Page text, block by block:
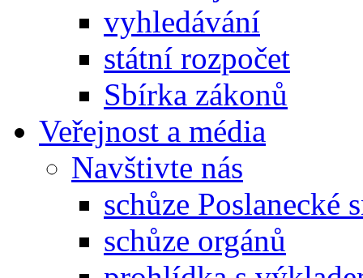
vyhledávání
státní rozpočet
Sbírka zákonů
Veřejnost a média
Navštivte nás
schůze Poslanecké
schůze orgánů